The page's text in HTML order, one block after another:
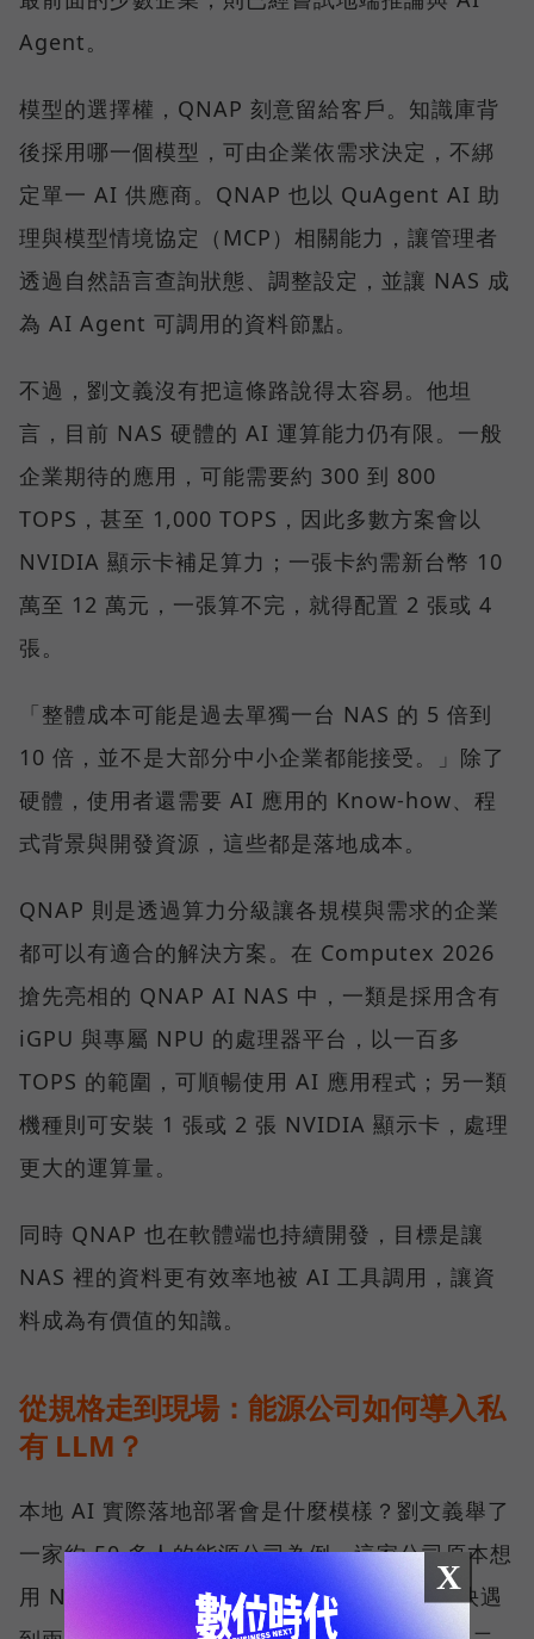
Agent。
模型的選擇權，QNAP 刻意留給客戶。知識庫背
後採用哪一個模型，可由企業依需求決定，不綁
定單一 AI 供應商。QNAP 也以 QuAgent AI 助
理與模型情境協定（MCP）相關能力，讓管理者
透過自然語言查詢狀態、調整設定，並讓 NAS 成
為 AI Agent 可調用的資料節點。
不過，劉文義沒有把這條路說得太容易。他坦
言，目前 NAS 硬體的 AI 運算能力仍有限。一般
企業期待的應用，可能需要約 300 到 800
TOPS，甚至 1,000 TOPS，因此多數方案會以
NVIDIA 顯示卡補足算力；一張卡約需新台幣 10
萬至 12 萬元，一張算不完，就得配置 2 張或 4
張。
「整體成本可能是過去單獨一台 NAS 的 5 倍到
10 倍，並不是大部分中小企業都能接受。」除了
硬體，使用者還需要 AI 應用的 Know-how、程
式背景與開發資源，這些都是落地成本。
QNAP 則是透過算力分級讓各規模與需求的企業
都可以有適合的解決方案。在 Computex 2026
搶先亮相的 QNAP AI NAS 中，一類是採用含有
iGPU 與專屬 NPU 的處理器平台，以一百多
TOPS 的範圍，可順暢使用 AI 應用程式；另一類
機種則可安裝 1 張或 2 張 NVIDIA 顯示卡，處理
更大的運算量。
同時 QNAP 也在軟體端也持續開發，目標是讓
NAS 裡的資料更有效率地被 AI 工具調用，讓資
料成為有價值的知識。
從規格走到現場：能源公司如何導入私
有 LLM？
本地 AI 實際落地部署會是什麼模樣？劉文義舉了
一家約 50 多人的能源公司為例。這家公司原本想
用 NAS 搭配雲端 AI 建置內部資料庫，但很快遇
X